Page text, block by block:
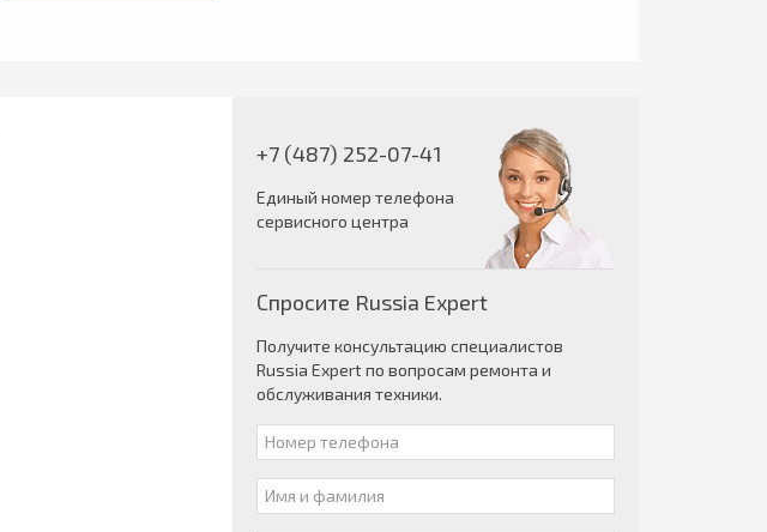
+7 (487) 252-07-41
Единый номер телефона
сервисного центра
Спросите Russia Expert
Получите консультацию специалистов
Russia Expert по вопросам ремонта и
обслуживания техники.